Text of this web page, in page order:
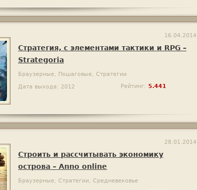
16.04.2014
Стратегия, с элементами тактики и RPG –
Strategoria
Браузерные, Пошаговые, Стратегии
Дата выхода: 2012
Рейтинг: 5.441
28.01.2014
Строить и рассчитывать экономику
острова – Anno online
Браузерные, Стратегии, Средневековье